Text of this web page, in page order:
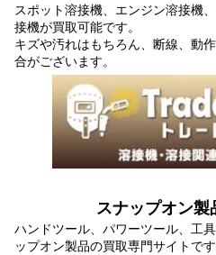
スポット溶接機、エンジン溶接機
接機が買取可能です。
キズや汚れはもちろん、断線、動
合がございます。
スナップオン製
ハンドツール、パワーツール、工
ップオン製品の買取専門サイトです